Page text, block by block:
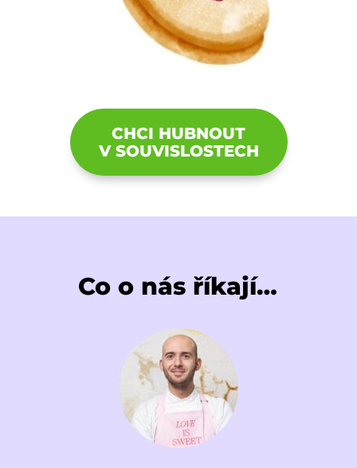
CHCI HUBNOUT
V SOUVISLOSTECH
Co o nás říkají…